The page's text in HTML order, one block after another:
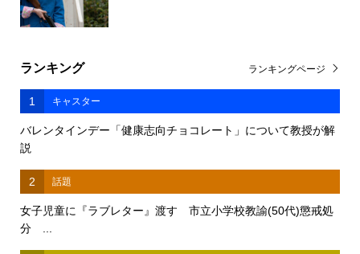
ランキング
1 キャスター
バレンタインデー「健康志向チョコレート」について教授が解
説
2 話題
女子児童に『ラブレター』渡す 市立小学校教諭(50代)懲戒処
分 ...
ランキングページ